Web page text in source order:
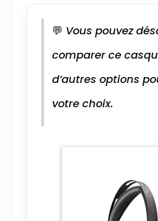
💬 Vous pouvez
comparer ce
d’autres options
votre choix.